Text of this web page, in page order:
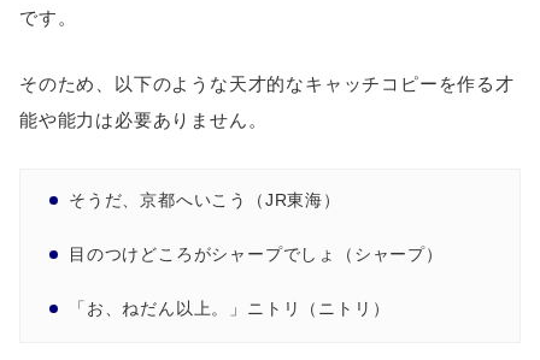
です。
そのため、以下のような天才的なキャッチコピーを作る才
能や能力は必要ありません。
そうだ、京都へいこう（JR東海）
目のつけどころがシャープでしょ（シャープ）
「お、ねだん以上。」ニトリ（ニトリ）